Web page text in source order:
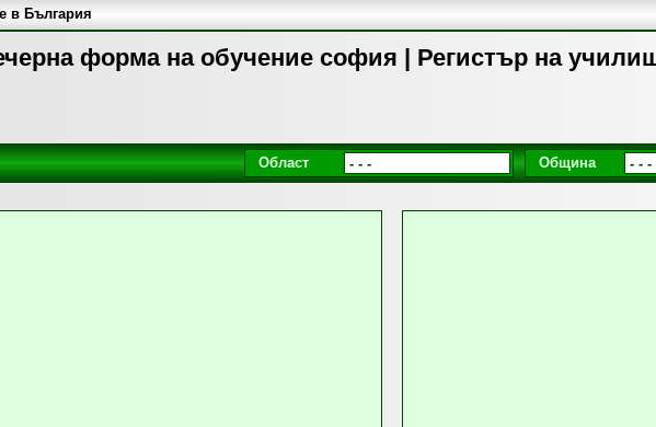
форма на обучение софия | Регистър на
в България
Област Община